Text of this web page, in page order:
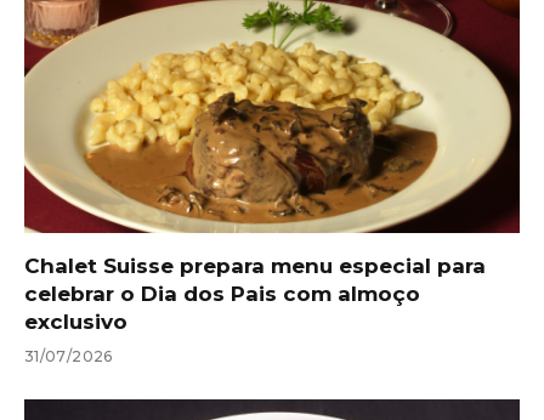
Chalet Suisse prepara menu especial para
celebrar o Dia dos Pais com almoço
exclusivo
31/07/2026